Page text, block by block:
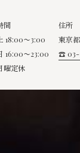
間
18:00〜3:00
16:00〜23:00
曜定休
住所
東京
☎ 03-